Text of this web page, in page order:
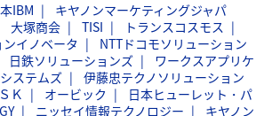
IBM
キヤノンマーケティングジャパ
大塚商会 TISI
トランスコスモス
イノベータ
NTTドコモソリューション
日鉄ソリューションズ
ワークスアプリケ
ステムズ
伊藤忠テクノソリューション
Ｋ オービック
日本ヒューレット・パ
ニッセイ情報テクノロジー
キヤノン